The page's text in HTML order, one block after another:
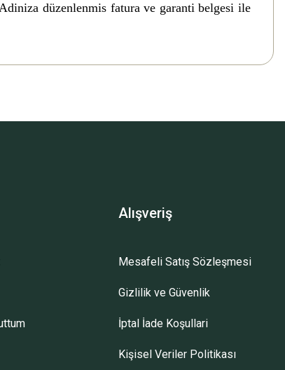
düzenlenmis fatura ve garanti belgesi ile
Alışveriş
Mesafeli Satış Sözleşmesi
Gizlilik ve Güvenlik
İptal İade Koşullari
Kişisel Veriler Politikası